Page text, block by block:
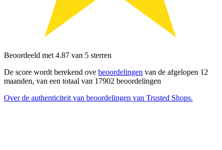
Beoordeeld met 4.87 van 5 sterren
De score wordt berekend ove beoordelingen van de afgelopen 12
maanden, van een totaal van 17902 beoordelingen
Over de authenticiteit van beoordelingen van Trusted Shops.